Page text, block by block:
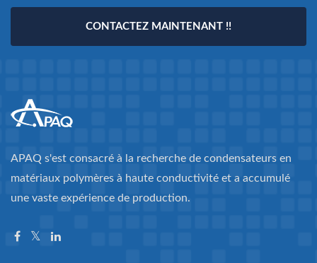
CONTACTEZ MAINTENANT !!
APAQ s'est consacré à la recherche de condensateurs en
matériaux polymères à haute conductivité et a accumulé
une vaste expérience de production.